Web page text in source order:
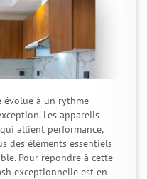
évolue à un rythme
Les appareils
allient performance,
des éléments essentiels
Pour répondre à cette
exceptionnelle est en